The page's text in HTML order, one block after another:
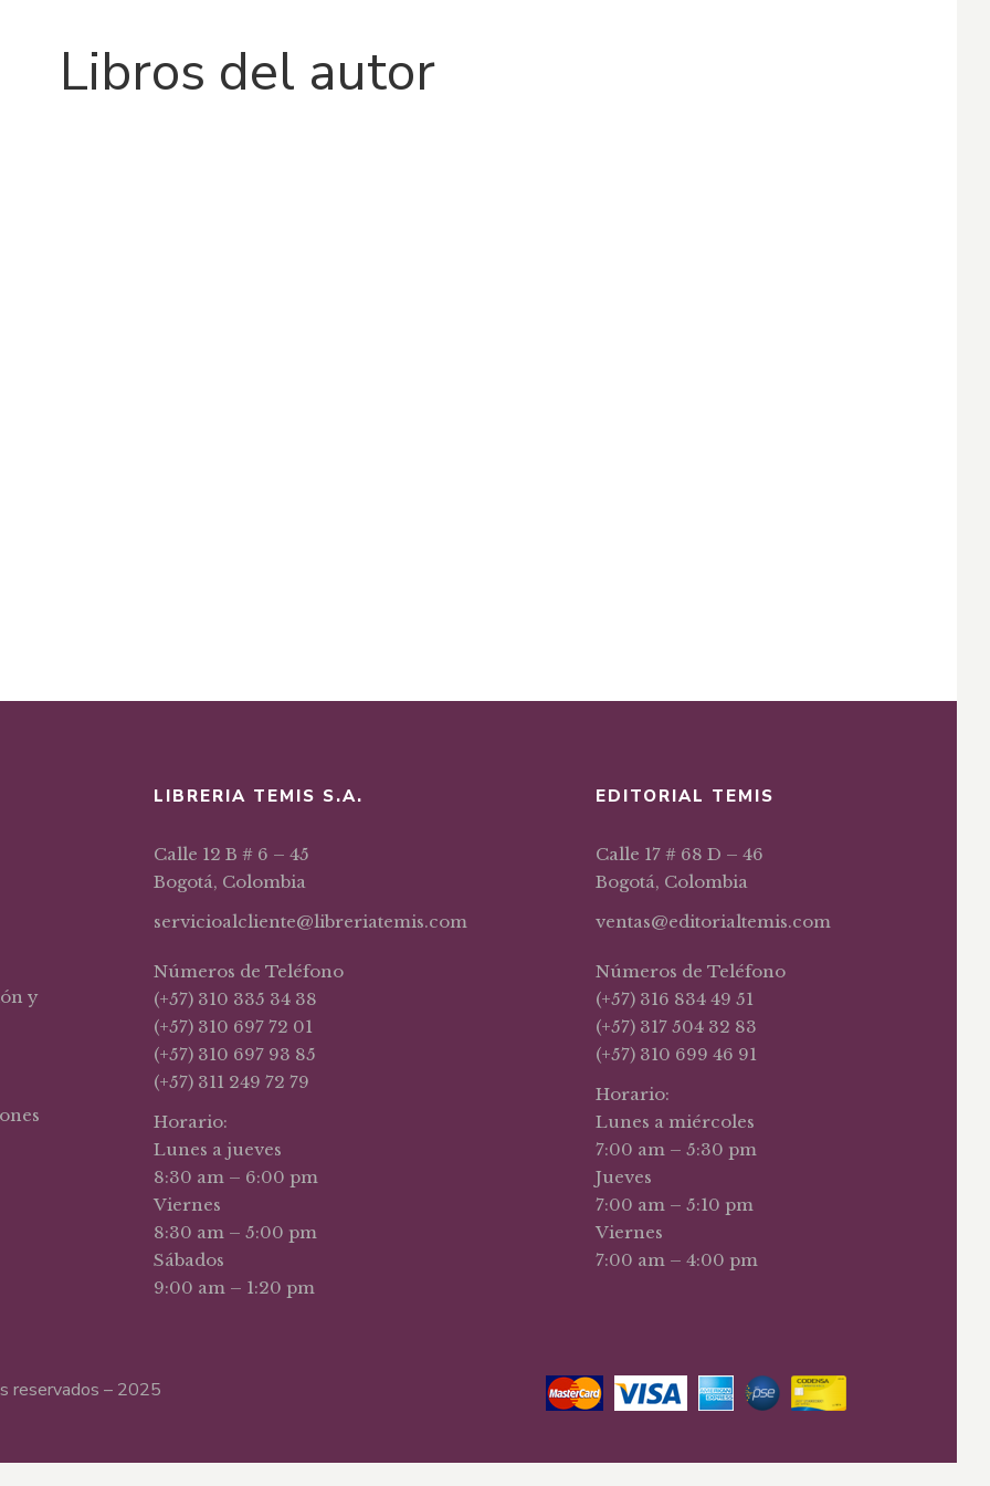
Libros del autor
y
LIBRERIA TEMIS S.A.
Calle 12 B # 6 – 45
Bogotá, Colombia
servicioalcliente@libreriatemis.com
Números de Teléfono
(+57) 310 335 34 38
(+57) 310 697 72 01
(+57) 310 697 93 85
(+57) 311 249 72 79
Horario:
Lunes a jueves
8:30 am – 6:00 pm
Viernes
8:30 am – 5:00 pm
Sábados
9:00 am – 1:20 pm
EDITORIAL TEMIS
Calle 17 # 68 D – 46
Bogotá, Colombia
ventas@editorialtemis.com
Números de Teléfono
(+57) 316 834 49 51
(+57) 317 504 32 83
(+57) 310 699 46 91
Horario:
Lunes a miércoles
7:00 am – 5:30 pm
Jueves
7:00 am – 5:10 pm
Viernes
7:00 am – 4:00 pm
reservados – 2025